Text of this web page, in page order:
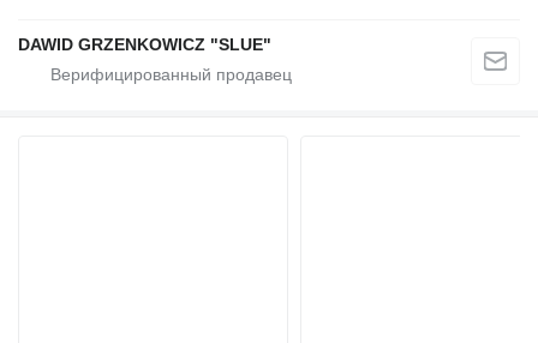
DAWID GRZENKOWICZ "SLUE"